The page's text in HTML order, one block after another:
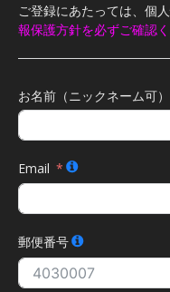
ご登録にあたっては、個
報保護方針を必ずご確認
お名前（ニックネーム可）
Email
郵便番号